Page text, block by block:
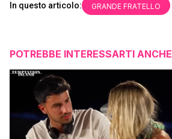
In questo articolo: GRANDE FRATELLO
POTREBBE INTERESSARTI ANCHE